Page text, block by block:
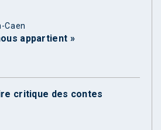
Caen
appartient »
critique des contes